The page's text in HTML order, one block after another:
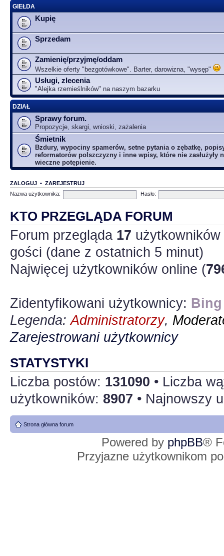
GIEŁDA
Kupię
Sprzedam
Zamienię/przyjmę/oddam
Wszelkie oferty "bezgotówkowe". Barter, darowizna, "wysęp"
Usługi, zlecenia
"Alejka rzemieślników" na naszym bazarku
DZIAŁ
Sprawy forum.
Propozycje, skargi, wnioski, zażalenia
Śmietnik
Bzdury, wypociny spamerów, setne pytania o zębatkę,
reformatorów polszczyzny i inne wpisy, które nie zasłużyły
wieczne potępienie.
ZALOGUJ • ZAREJESTRUJ
Nazwa użytkownika:
Hasło:
KTO PRZEGLĄDA FORUM
Forum przegląda 17
gości (dane z ostatnich 5 minut)
Najwięcej użytkowników online (
Zidentyfikowani użytkownicy:
Legenda:Administratorzy,
Zarejestrowani użytkownicy
STATYSTYKI
Liczba postów: 131090 • Liczba
użytkowników: 8907 • Najnowszy
Strona główna forum
Powered by phpBB®
Przyjazne użytkownikom